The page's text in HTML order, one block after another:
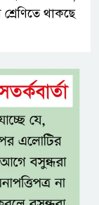
থাকছে
প্রত্যাখ্যান,
দাবি চা
উদ্যোগে
অনুদানের